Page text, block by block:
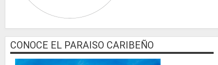
CONOCE EL PARAISO CARIBEÑO